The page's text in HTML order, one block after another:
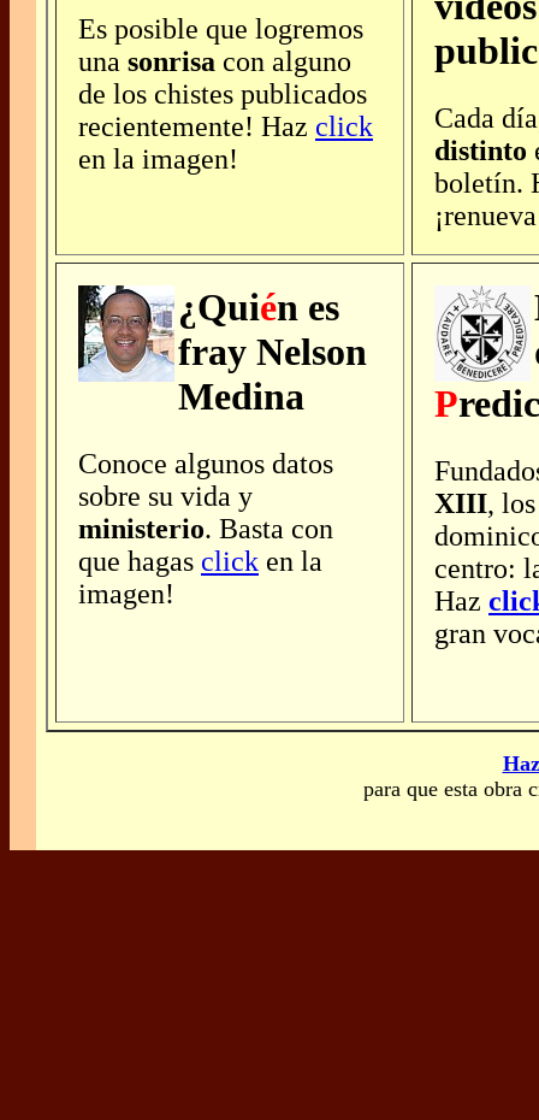
Es posible que logremos
una sonrisa con alguno
de los chistes publicados
recientemente! Haz click
en la imagen!
Cada
distinto
boletín.
¿Quién es
fray Nelson
Medina
Conoce algunos datos
sobre su vida y
ministerio. Basta con
que hagas click en la
imagen!
P
XIII,
centro:
Haz
gran
para que esta obra